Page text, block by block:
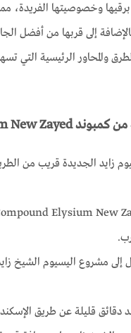
برقيها وخصوصيتها الفريدة،
إلى قربها من أفضل
والمحاور الرئيسية التي
من كمبوندNew Zayed
زايد الجديدة قريب من
إلى مشروع اليسيوم الشيخ
دقائق قليلة عن طريق